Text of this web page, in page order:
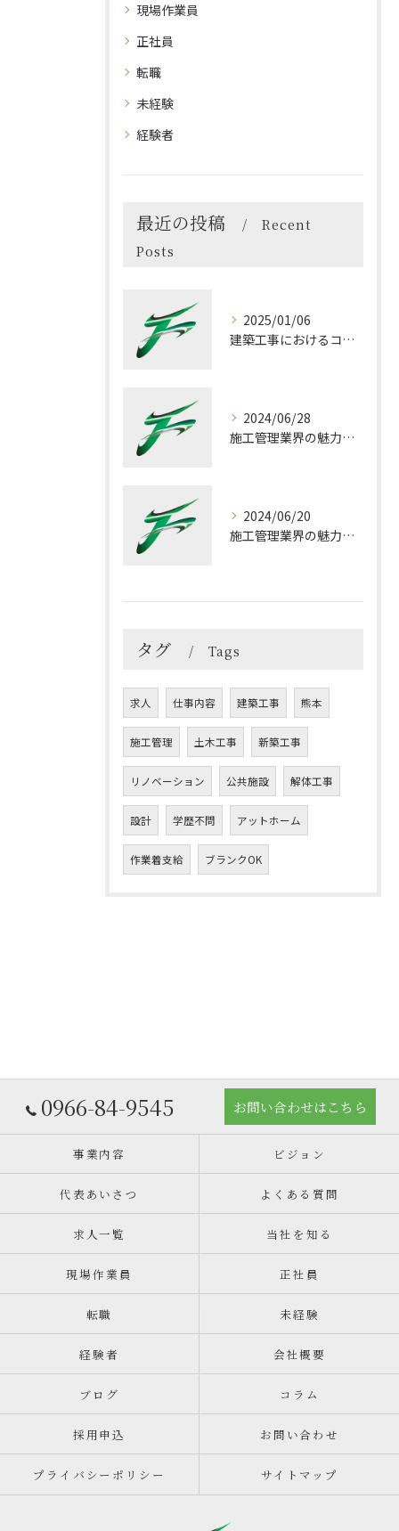
現場作業員
正社員
転職
未経験
経験者
最近の投稿
Recent
Posts
2025/01/06
建築工事におけるコスト削減の秘訣
2024/06/28
施工管理業界の魅力：これだけは知っておきたい業界の実態
2024/06/20
施工管理業界の魅力！働きがい溢れる良い職場とは？
タグ Tags
求人 仕事内容 建築工事 熊本
施工管理 土木工事 新築工事
リノベーション 公共施設 解体工事
設計 学歴不問 アットホーム
作業着支給 ブランクOK
0966-84-9545 お問い合わせはこちら
事業内容 ビジョン
代表あいさつ よくある質問
求人一覧 当社を知る
現場作業員 正社員
転職 未経験
経験者 会社概要
ブログ コラム
採用申込 お問い合わせ
プライバシーポリシー サイトマップ